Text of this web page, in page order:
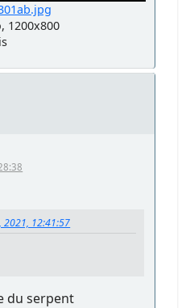
1200x800
2021, 12:41:57
du serpent